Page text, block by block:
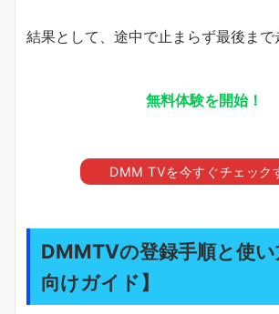
結果として、途中で止まらず最後まで
無料体験を開始！
DMM TVを今すぐチェック
DMMTVの登録手順と使い
向けガイド】